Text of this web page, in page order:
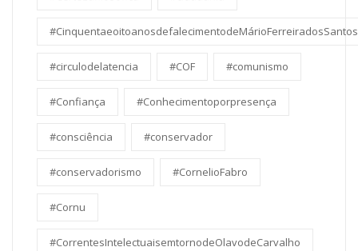
#CinquentaeoitoanosdefalecimentodeMárioFerreiradosSantos
#circulodelatencia #COF #comunismo
#Confiança #Conhecimentoporpresença
#consciência #conservador
#conservadorismo #CornelioFabro
#Cornu
#CorrentesIntelectuaisemtornodeOlavodeCarvalho